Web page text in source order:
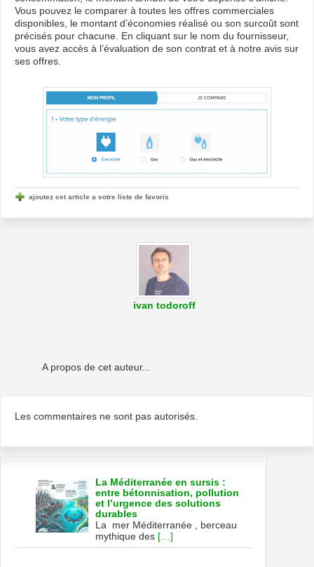
Vous pouvez le comparer à toutes les offres commerciales
disponibles, le montant d’économies réalisé ou son surcoût sont
précisés pour chacune. En cliquant sur le nom du fournisseur,
vous avez accès à l’évaluation de son contrat et à notre avis sur
ses offres.
ajoutez cet article a votre liste de favoris
ivan todoroff
A propos de cet auteur...
Les commentaires ne sont pas autorisés.
La Méditerranée en sursis :
entre bétonnisation, pollution
et l’urgence des solutions
durables
La mer Méditerranée , berceau
mythique des […]